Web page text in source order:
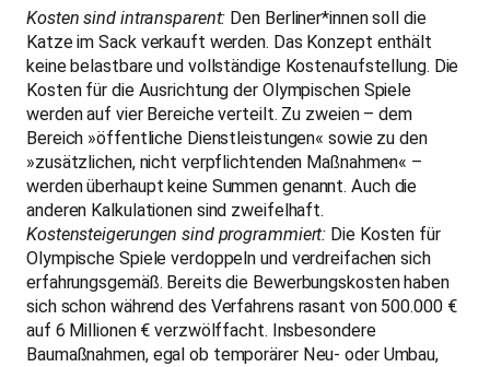
Kosten sind intransparent: Den Berliner*innen soll die
Katze im Sack verkauft werden. Das Konzept enthält
keine belastbare und vollständige Kostenaufstellung. Die
Kosten für die Ausrichtung der Olympischen Spiele
werden auf vier Bereiche verteilt. Zu zweien – dem
Bereich »öffentliche Dienstleistungen« sowie zu den
»zusätzlichen, nicht verpflichtenden Maßnahmen« –
werden überhaupt keine Summen genannt. Auch die
anderen Kalkulationen sind zweifelhaft.
Kostensteigerungen sind programmiert: Die Kosten für
Olympische Spiele verdoppeln und verdreifachen sich
erfahrungsgemäß. Bereits die Bewerbungskosten haben
sich schon während des Verfahrens rasant von 500.000 €
auf 6 Millionen € verzwölffacht. Insbesondere
Baumaßnahmen, egal ob temporärer Neu- oder Umbau,